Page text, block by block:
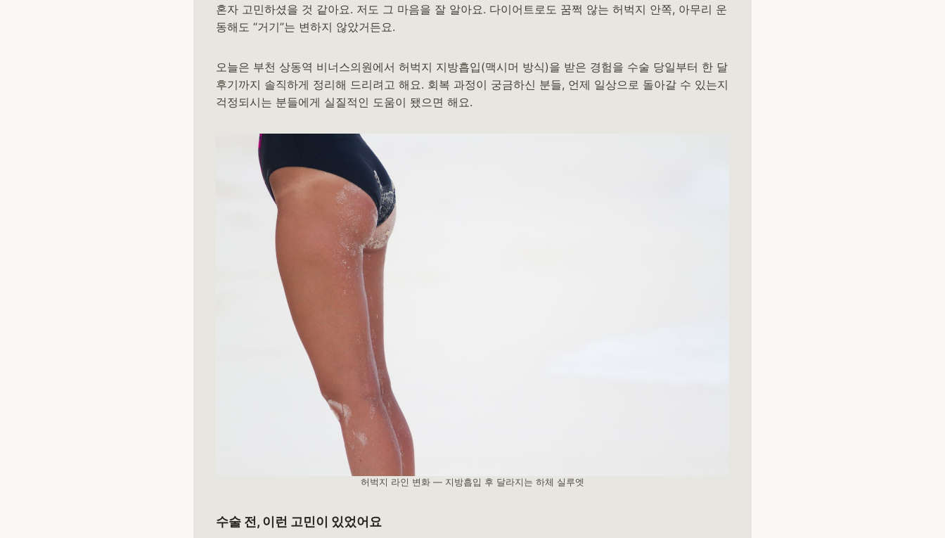
혼자 고민하셨을 것 같아요. 저도 그 마음을 잘 알아요. 다이어트로도 꿈쩍 않는 허벅지 안쪽, 아무리 운
동해도 “거기”는 변하지 않았거든요.
오늘은 부천 상동역 비너스의원에서 허벅지 지방흡입(맥시머 방식)을 받은 경험을 수술 당일부터 한 달
후기까지 솔직하게 정리해 드리려고 해요. 회복 과정이 궁금하신 분들, 언제 일상으로 돌아갈 수 있는지
걱정되시는 분들에게 실질적인 도움이 됐으면 해요.
허벅지 라인 변화 — 지방흡입 후 달라지는 하체 실루엣
수술 전, 이런 고민이 있었어요